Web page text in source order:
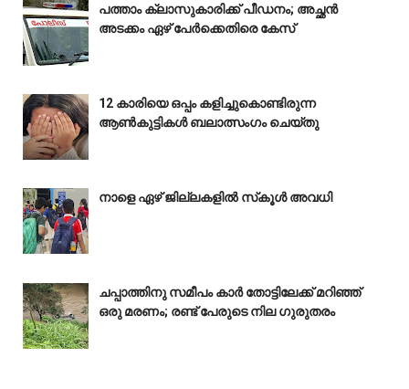
പത്താം ക്ലാസുകാരിക്ക് പീഡനം; അച്ഛൻ
അടക്കം ഏഴ് പേർക്കെതിരെ കേസ്
12 കാരിയെ ഒപ്പം കളിച്ചുകൊണ്ടിരുന്ന
ആൺകുട്ടികൾ ബലാത്സംഗം ചെയ്‌തു
നാളെ ഏഴ് ജില്ലകളിൽ സ്‌കൂൾ അവധി
ചപ്പാത്തിനു സമീപം കാർ തോട്ടിലേക്ക് മറിഞ്ഞ്
ഒരു മരണം; രണ്ട് പേരുടെ നില ഗുരുതരം